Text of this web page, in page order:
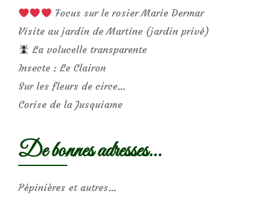
Focus sur le rosier Marie Dermar
Visite au jardin de Martine (jardin privé)
La volucelle transparente
Insecte : Le Clairon
Sur les fleurs de circe…
Corise de la Jusquiame
De bonnes adresses…
Pépinières et autres…